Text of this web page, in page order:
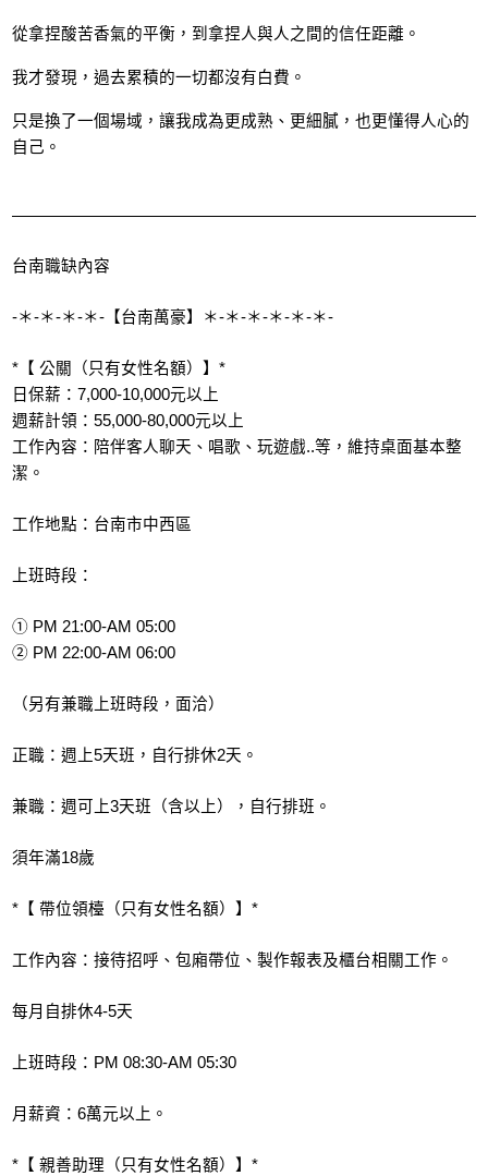
從拿捏酸苦香氣的平衡，到拿捏人與人之間的信任距離。
我才發現，過去累積的一切都沒有白費。
只是換了一個場域，讓我成為更成熟、更細膩，也更懂得人心的
自己。
台南職缺內容
-＊-＊-＊-＊-【台南萬豪】＊-＊-＊-＊-＊-＊-
*【 公關（只有女性名額）】*
日保薪：7,000-10,000元以上
週薪計領：55,000-80,000元以上
工作內容：陪伴客人聊天、唱歌、玩遊戲..等，維持桌面基本整
潔。
工作地點：台南市中西區
上班時段：
① PM 21:00-AM 05:00
② PM 22:00-AM 06:00
（另有兼職上班時段，面洽）
正職：週上5天班，自行排休2天。
兼職：週可上3天班（含以上），自行排班。
須年滿18歲
*【 帶位領檯（只有女性名額）】*
工作內容：接待招呼、包廂帶位、製作報表及櫃台相關工作。
每月自排休4-5天
上班時段：PM 08:30-AM 05:30
月薪資：6萬元以上。
*【 親善助理（只有女性名額）】*